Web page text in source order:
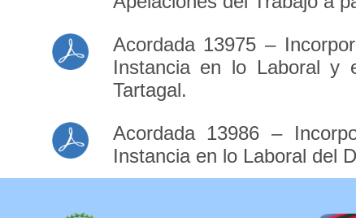
Acordada 13975 –
Instancia en lo Laboral y
Tartagal.
Acordada 13986 –
Instancia en lo Laboral del